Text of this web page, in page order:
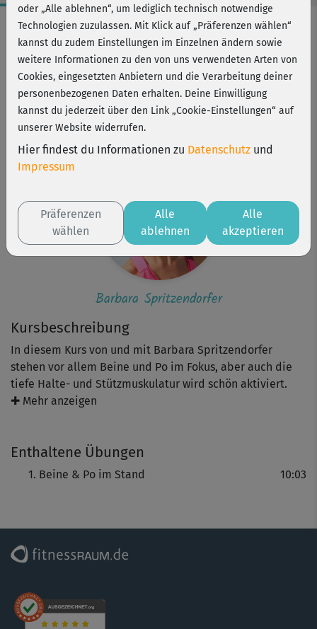
Kursbeschreibung
In diesem Kurs von und mit Barbara Spritzendorfer
stehen vor allem Beine und Po im Fokus, aber auch die
tiefe Halte- und Stützmuskulatur wird schön aktiviert.
Die sympathische Österreicherin zeigt dir einfache, aber
vorausgesetzt.
Der Block enthält nur Übungen im Stand, du brauchst
von unten nach oben. Top für deinen Po und die
Oberschenkel! Für die anschließende Balance-Übung im
✚ Mehr anzeigen
Enthaltene Übungen
Beine & Po im Stand 10:03
Workout-Facts
leicht
10 Min
80 kcal
Barbara Spritzendorfer
Barbara Spritzendorfer
oder „Alle ablehnen“, um lediglich technisch notwendige
Technologien zuzulassen. Mit Klick auf „Präferenzen wählen“
kannst du zudem Einstellungen im Einzelnen ändern sowie
weitere Informationen zu den von uns verwendeten Arten von
Cookies, eingesetzten Anbietern und die Verarbeitung deiner
personenbezogenen Daten erhalten. Deine Einwilligung
kannst du jederzeit über den Link „Cookie-Einstellungen“ auf
unserer Website widerrufen.
Hier findest du Informationen zu Datenschutz und
Impressum
Präferenzen
wählen
Alle
ablehnen
Alle
akzeptieren